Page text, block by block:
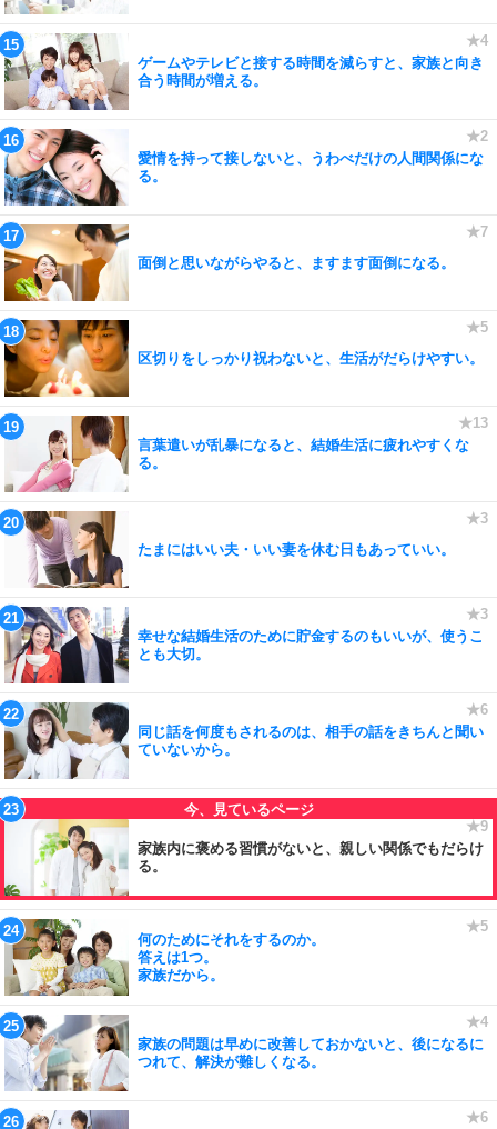
ゲームやテレビと接する時間を減らすと、家族と向き
合う時間が増える。
愛情を持って接しないと、うわべだけの人間関係にな
る。
面倒と思いながらやると、ますます面倒になる。
区切りをしっかり祝わないと、生活がだらけやすい。
言葉遣いが乱暴になると、結婚生活に疲れやすくな
る。
たまにはいい夫・いい妻を休む日もあっていい。
幸せな結婚生活のために貯金するのもいいが、使うこ
とも大切。
同じ話を何度もされるのは、相手の話をきちんと聞い
ていないから。
家族内に褒める習慣がないと、親しい関係でもだらけ
る。
何のためにそれをするのか。
答えは1つ。
家族だから。
家族の問題は早めに改善しておかないと、後になるに
つれて、解決が難しくなる。